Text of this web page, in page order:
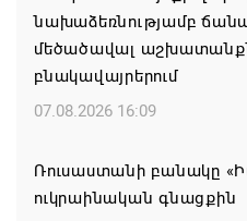
նախաձեռնությամբ
մեծածավալ
բնակավայրերում
07.08.2026 16:09
Ռուսաստանի բանակը
ուկրաինական գնացքին